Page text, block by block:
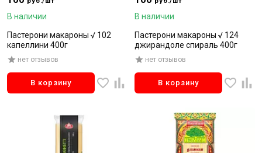
В наличии
Пастерони макароны √ 102
капеллини 400г
нет отзывов
В корзину
В наличии
Пастерони макароны √ 124
джирандоле спираль 400г
нет отзывов
В корзину